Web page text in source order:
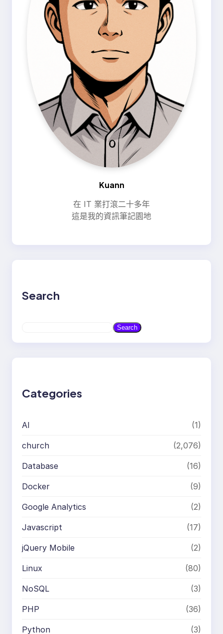
Kuann
在 IT 業打滾二十多年
這是我的資訊筆記園地
Search
Search
Categories
AI (1)
church (2,076)
Database (16)
Docker (9)
Google Analytics (2)
Javascript (17)
jQuery Mobile (2)
Linux (80)
NoSQL (3)
PHP (36)
Python (3)